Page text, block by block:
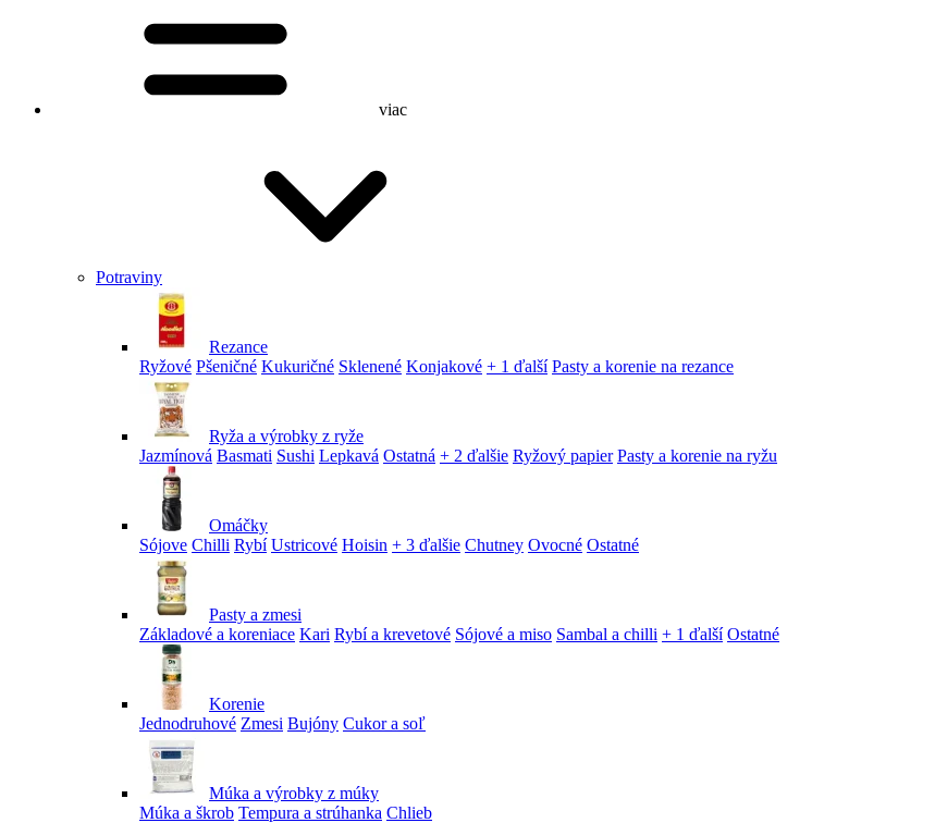
viac
Potraviny
Rezance
Ryžové Pšeničné Kukuričné Sklenené Konjakové + 1 ďalší Pasty a korenie na rezance
Ryža a výrobky z ryže
Jazmínová Basmati Sushi Lepkavá Ostatná + 2 ďalšie Ryžový papier Pasty a korenie na ryžu
Omáčky
Sójove Chilli Rybí Ustricové Hoisin + 3 ďalšie Chutney Ovocné Ostatné
Pasty a zmesi
Základové a koreniace Kari Rybí a krevetové Sójové a miso Sambal a chilli + 1 ďalší Ostatné
Korenie
Jednodruhové Zmesi Bujóny Cukor a soľ
Múka a výrobky z múky
Múka a škrob Tempura a strúhanka Chlieb